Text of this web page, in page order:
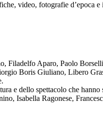
video, fotografie d’epoca
Filadelfo Aparo, Paolo
Boris Giuliano, Libero
e dello spettacolo che
Isabella Ragonese,